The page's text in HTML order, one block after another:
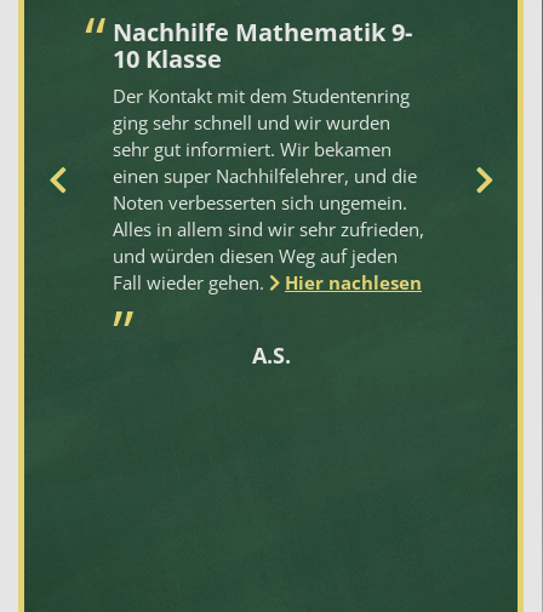
Nachhilfe Mathematik 9-
10 Klasse
Der Kontakt mit dem Studentenring
ging sehr schnell und wir wurden
sehr gut informiert. Wir bekamen
einen super Nachhilfelehrer, und die
Noten verbesserten sich ungemein.
Alles in allem sind wir sehr zufrieden,
und würden diesen Weg auf jeden
Fall wieder gehen.
Hier nachlesen
A.S.